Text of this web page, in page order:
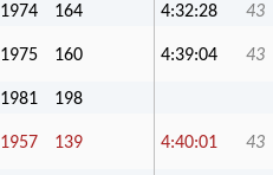
1974 164 4:32:28 43
1975 160 4:39:04 43
1981 198
1957 139 4:40:01 43